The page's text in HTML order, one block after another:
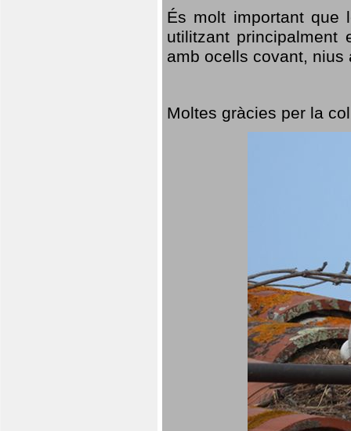
És molt important que
utilitzant
amb ocells covant,
Moltes gràcies per la